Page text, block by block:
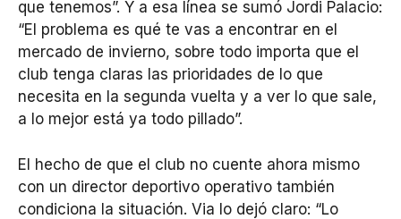
que tenemos”. Y a esa línea se sumó Jordi Palacio:
“El problema es qué te vas a encontrar en el
mercado de invierno, sobre todo importa que el
club tenga claras las prioridades de lo que
necesita en la segunda vuelta y a ver lo que sale,
a lo mejor está ya todo pillado”.
El hecho de que el club no cuente ahora mismo
con un director deportivo operativo también
condiciona la situación. Via lo dejó claro: “Lo